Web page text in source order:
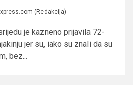
(Redakcija)
je kazneno prijavila 72-
jer su, iako su znali da su
bez...